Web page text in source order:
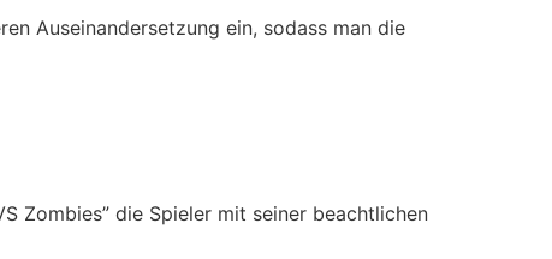
Auseinandersetzung ein, sodass man die
Zombies” die Spieler mit seiner beachtlichen